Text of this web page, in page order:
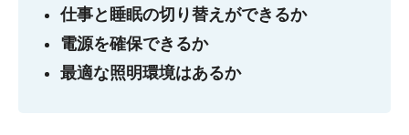
仕事と睡眠の切り替えができるか
電源を確保できるか
最適な照明環境はあるか